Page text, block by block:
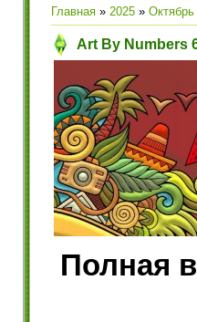
Главная » 2025 » Октябрь
Art By Numbers
Полная